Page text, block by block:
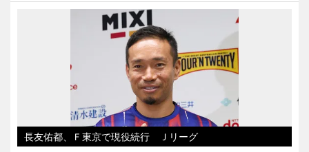
長友佑都、Ｆ東京で現役続行 Ｊリーグ